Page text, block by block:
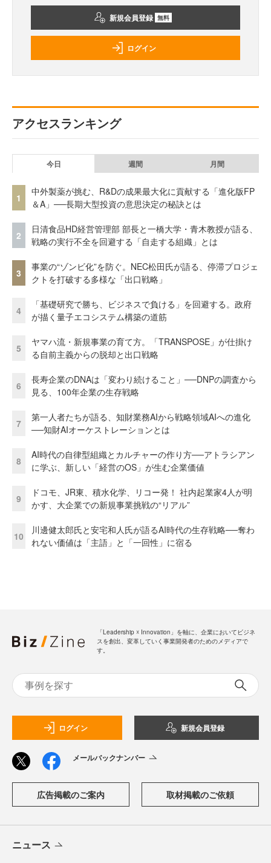
新規会員登録 無料
ログイン
アクセスランキング
今日 週間 月間
1
中外製薬が挑む、R&Dの成果最大化に貢献する「進化版FP
＆A」──長期大型投資の意思決定の秘訣とは
2
日清食品HD経営管理部 部長と一橋大学・青木教授が語る、
戦略の実行不全を回避する「自走する組織」とは
3
事業の“ゾンビ化”を防ぐ。NEC松田氏が語る、停滞プロジェ
クトを打破する多様な「出口戦略」
4
「基礎研究で勝ち、ビジネスで負ける」を回避する。政府
が描く量子エコシステム構築の道筋
5
ヤマハ流・新規事業の育て方。「TRANSPOSE」が仕掛け
る自前主義からの脱却と出口戦略
6
長寿企業のDNAは「変わり続けること」──DNPの調査から
見る、100年企業の生存戦略
7
第一人者たちが語る、知財業務AIから戦略領域AIへの進化
──知財AIオーケストレーションとは
8
AI時代の自律型組織とカルチャーの作り方──アトラシアン
に学ぶ、新しい「経営のOS」が生む企業価値
9
ドコモ、JR東、積水化学、リコー発！ 社内起業家4人が明
かす、大企業での新規事業挑戦の“リアル”
10
川邊健太郎氏と安宅和人氏が語るAI時代の生存戦略──奪わ
れない価値は「主語」と「一回性」に宿る
「Leadership ☓ Innovation」を軸に、企業においてビジネ
スを創出、変革していく事業開発者のためのメディアで
す。
ログイン 新規会員登録
メールバックナンバー
広告掲載のご案内 取材掲載のご依頼
ニュース